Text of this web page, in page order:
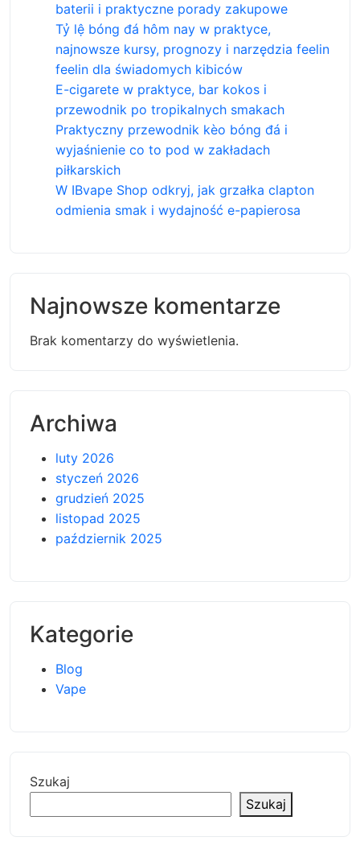
baterii i praktyczne porady zakupowe
Tỷ lệ bóng đá hôm nay w praktyce,
najnowsze kursy, prognozy i narzędzia feelin
feelin dla świadomych kibiców
E-cigarete w praktyce, bar kokos i
przewodnik po tropikalnych smakach
Praktyczny przewodnik kèo bóng đá i
wyjaśnienie co to pod w zakładach
piłkarskich
W IBvape Shop odkryj, jak grzałka clapton
odmienia smak i wydajność e-papierosa
Najnowsze komentarze
Brak komentarzy do wyświetlenia.
Archiwa
luty 2026
styczeń 2026
grudzień 2025
listopad 2025
październik 2025
Kategorie
Blog
Vape
Szukaj
Szukaj